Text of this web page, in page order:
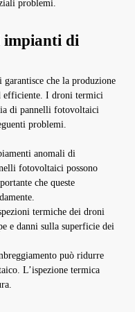
problemi.
impianti di
che la produzione
efficiente. I droni termici
di pannelli fotovoltaici
problemi.
anomali di
fotovoltaici possono
che queste
termiche dei droni
e danni sulla superficie dei
può ridurre
L’ispezione termica